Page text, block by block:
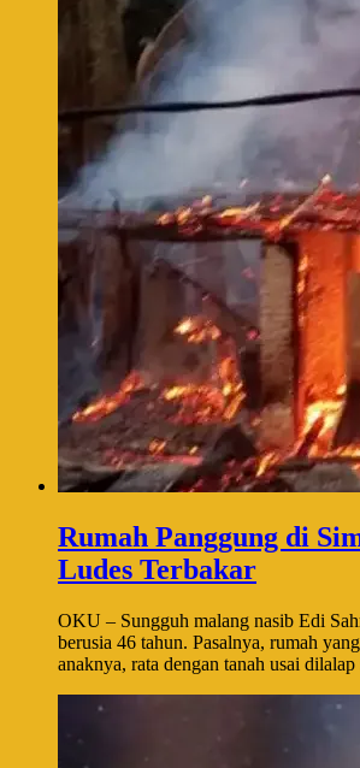
Rumah Panggung di
Ludes Terbakar
OKU – Sungguh malang nasib Edi
berusia 46 tahun. Pasalnya, rumah
anaknya, rata dengan tanah usai